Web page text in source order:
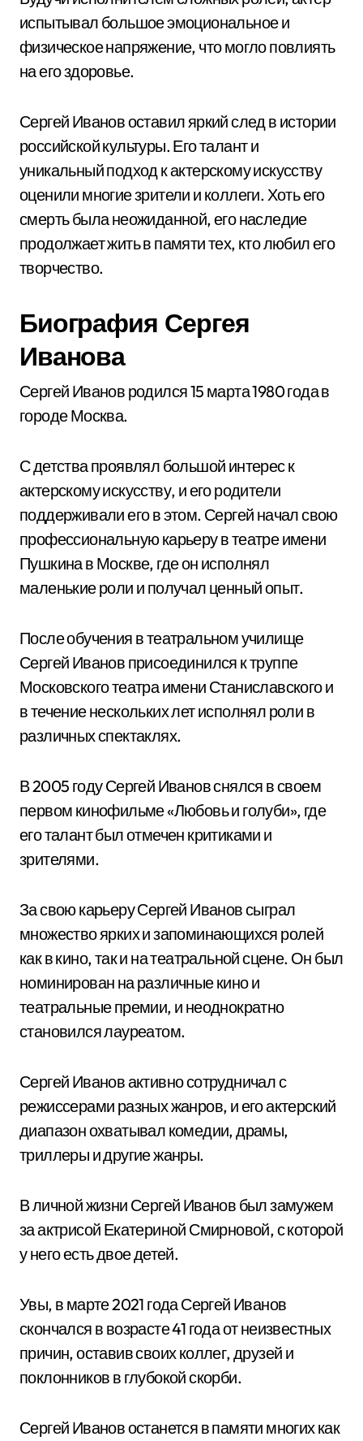
испытывал большое эмоциональное и
физическое напряжение, что могло повлиять
на его здоровье.
Сергей Иванов оставил яркий след в истории
российской культуры. Его талант и
уникальный подход к актерскому искусству
оценили многие зрители и коллеги. Хоть его
смерть была неожиданной, его наследие
продолжает жить в памяти тех, кто любил его
творчество.
Биография Сергея
Иванова
Сергей Иванов родился 15 марта 1980 года в
городе Москва.
С детства проявлял большой интерес к
актерскому искусству, и его родители
поддерживали его в этом. Сергей начал свою
профессиональную карьеру в театре имени
Пушкина в Москве, где он исполнял
маленькие роли и получал ценный опыт.
После обучения в театральном училище
Сергей Иванов присоединился к труппе
Московского театра имени Станиславского и
в течение нескольких лет исполнял роли в
различных спектаклях.
В 2005 году Сергей Иванов снялся в своем
первом кинофильме «Любовь и голуби», где
его талант был отмечен критиками и
зрителями.
За свою карьеру Сергей Иванов сыграл
множество ярких и запоминающихся ролей
как в кино, так и на театральной сцене. Он был
номинирован на различные кино и
театральные премии, и неоднократно
становился лауреатом.
Сергей Иванов активно сотрудничал с
режиссерами разных жанров, и его актерский
диапазон охватывал комедии, драмы,
триллеры и другие жанры.
В личной жизни Сергей Иванов был замужем
за актрисой Екатериной Смирновой, с которой
у него есть двое детей.
Увы, в марте 2021 года Сергей Иванов
скончался в возрасте 41 года от неизвестных
причин, оставив своих коллег, друзей и
поклонников в глубокой скорби.
Сергей Иванов останется в памяти многих как